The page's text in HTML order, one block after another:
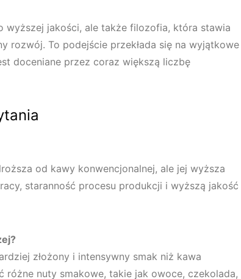
jakości, ale także filozofia, która stawia
rozwój. To podejście przekłada się na wyjątkowe
doceniane przez coraz większą liczbę
od kawy konwencjonalnej, ale jej wyższa
staranność procesu produkcji i wyższą jakość
złożony i intensywny smak niż kawa
różne nuty smakowe, takie jak owoce, czekolada,